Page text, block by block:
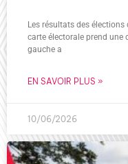
Les résultats des
carte électorale prend une
gauche a
EN SAVOIR PLUS »
10/06/2026